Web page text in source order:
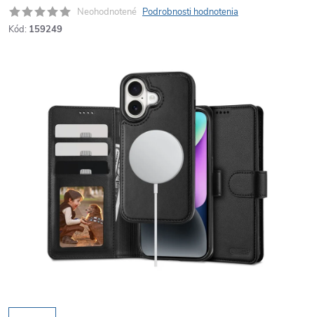
Neohodnotené Podrobnosti hodnotenia
Kód: 159249